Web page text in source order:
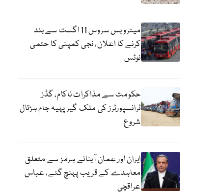
میٹرو بس سروس 11 اگست سے بند
کرنے کا اعلان، نجی کمپنی کا حتمی
نوٹس
حکومت سے مذاکرات ناکام، گڈز
ٹرانسپورٹرز کی ملک گیر پہیہ جام ہڑتال
شروع
ایران اور عمان آبنائے ہرمز سے متعلق
معاہدے کے قریب پہنچ گئے، عباس
عراقچی